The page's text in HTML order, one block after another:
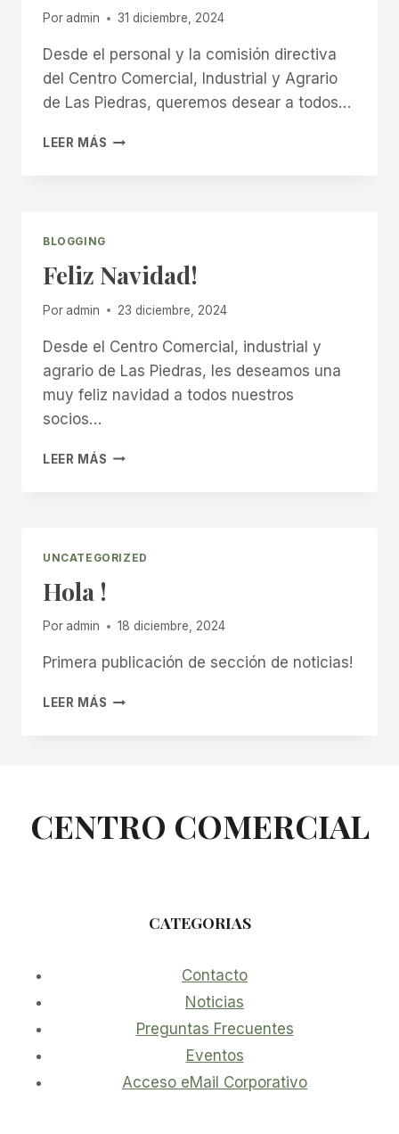
Por admin 31 diciembre, 2024
Desde el personal y la comisión directiva
del Centro Comercial, Industrial y Agrario
de Las Piedras, queremos desear a todos…
LEER MÁS ¡FELIZ
BLOGGING
Feliz Navidad!
Por admin 23 diciembre, 2024
Desde el Centro Comercial, industrial y
agrario de Las Piedras, les deseamos una
muy feliz navidad a todos nuestros
socios…
LEER MÁS FELIZ
UNCATEGORIZED
Hola !
Por admin 18 diciembre, 2024
Primera publicación de sección de noticias!
LEER MÁS HOLA
CENTRO COMERCIAL
CATEGORIAS
Contacto
Noticias
Preguntas Frecuentes
Eventos
Acceso eMail Corporativo